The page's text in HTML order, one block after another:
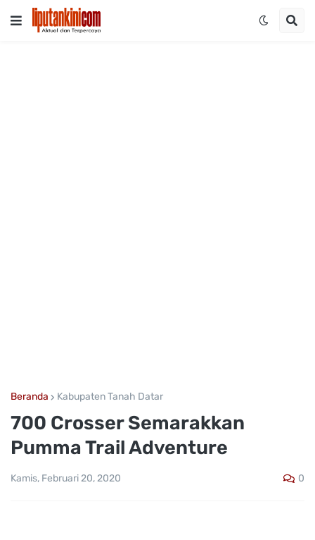
Beranda Kabupaten Tanah Datar
700 Crosser Semarakkan
Pumma Trail Adventure
Kamis, Februari 20, 2020 0